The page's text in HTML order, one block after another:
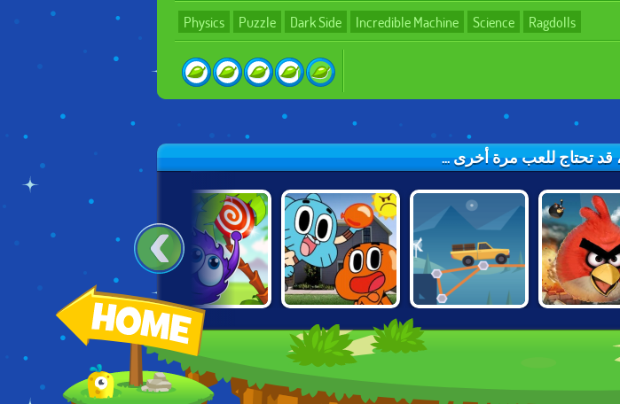
Physics Puzzle Dark Side Incredible Machine Science Ragdolls
قد تحتاج للعب مرة أخرى ...
ANGRY
GUMBALL:
WATER SONS
CATCH THE
CANDY
HAPPY GLASS:
SLUSHIE EDITION